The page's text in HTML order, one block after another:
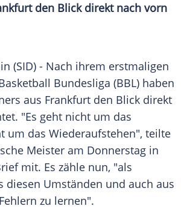
den Blick direkt nach vorn
(SID) - Nach ihrem erstmaligen
Bundesliga (BBL) haben
aus Frankfurt den Blick direkt
"Es geht nicht um das
um das Wiederaufstehen", teilte
Meister am Donnerstag in
mit. Es zähle nun, "als
diesen Umständen und auch aus
zu lernen".